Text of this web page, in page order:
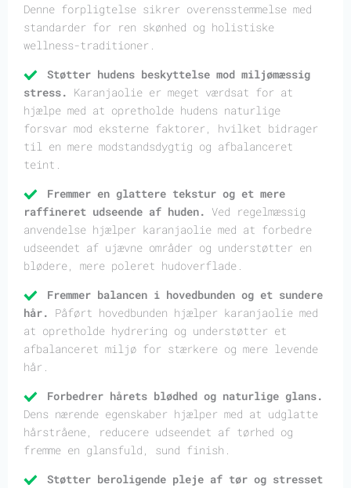
Denne forpligtelse sikrer overensstemmelse med
standarder for ren skønhed og holistiske
wellness-traditioner.
Støtter hudens beskyttelse mod miljømæssig
stress. Karanjaolie er meget værdsat for at
hjælpe med at opretholde hudens naturlige
forsvar mod eksterne faktorer, hvilket bidrager
til en mere modstandsdygtig og afbalanceret
teint.
Fremmer en glattere tekstur og et mere
raffineret udseende af huden. Ved regelmæssig
anvendelse hjælper karanjaolie med at forbedre
udseendet af ujævne områder og understøtter en
blødere, mere poleret hudoverflade.
Fremmer balancen i hovedbunden og et sundere
hår. Påført hovedbunden hjælper karanjaolie med
at opretholde hydrering og understøtter et
afbalanceret miljø for stærkere og mere levende
hår.
Forbedrer hårets blødhed og naturlige glans.
Dens nærende egenskaber hjælper med at udglatte
hårstråene, reducere udseendet af tørhed og
fremme en glansfuld, sund finish.
Støtter beroligende pleje af tør og stresset